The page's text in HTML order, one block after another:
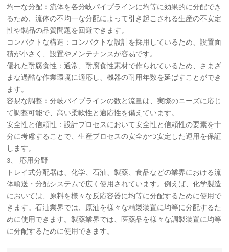
均一な分配：流体を各分岐パイプラインに均等に効果的に分配でき
るため、流体の不均一な分配によって引き起こされる生産の不安定
性や製品の品質問題を回避できます。
コンパクトな構造：コンパクトな設計を採用しているため、設置面
積が小さく、設置やメンテナンスが容易です。
優れた耐腐食性：通常、耐腐食性素材で作られているため、さまざ
まな過酷な作業環境に適応し、機器の耐用年数を延ばすことができ
ます。
容易な調整：分岐パイプラインの数と流量は、実際のニーズに応じ
て調整可能で、高い柔軟性と適応性を備えています。
安全性と信頼性：設計プロセスにおいて安全性と信頼性の要素を十
分に考慮することで、生産プロセスの安全かつ安定した運用を保証
します。
3
応用分野
トレイ式分配器は、化学、石油、製薬、食品などの業界における流
体輸送・分配システムで広く使用されています。例えば、化学製造
においては、原料を様々な反応容器に均等に分配するために使用で
きます。石油業界では、原油を様々な精製装置に均等に分配するた
めに使用できます。製薬業界では、医薬品を様々な調製装置に均等
に分配するために使用できます。